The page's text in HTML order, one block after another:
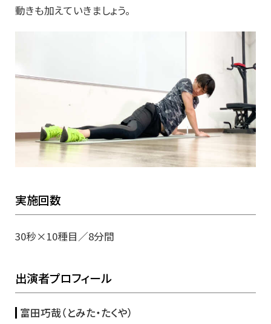
動きも加えていきましょう。
実施回数
30秒×10種目／8分間
出演者プロフィール
富田巧哉（とみた・たくや）